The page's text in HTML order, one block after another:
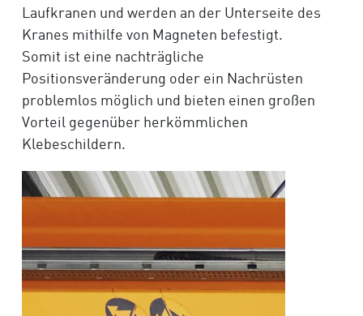
Laufkranen und werden an der Unterseite des
Kranes mithilfe von Magneten befestigt.
Somit ist eine nachträgliche
Positionsveränderung oder ein Nachrüsten
problemlos möglich und bieten einen großen
Vorteil gegenüber herkömmlichen
Klebeschildern.